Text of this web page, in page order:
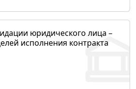
юридического лица –
исполнения контракта